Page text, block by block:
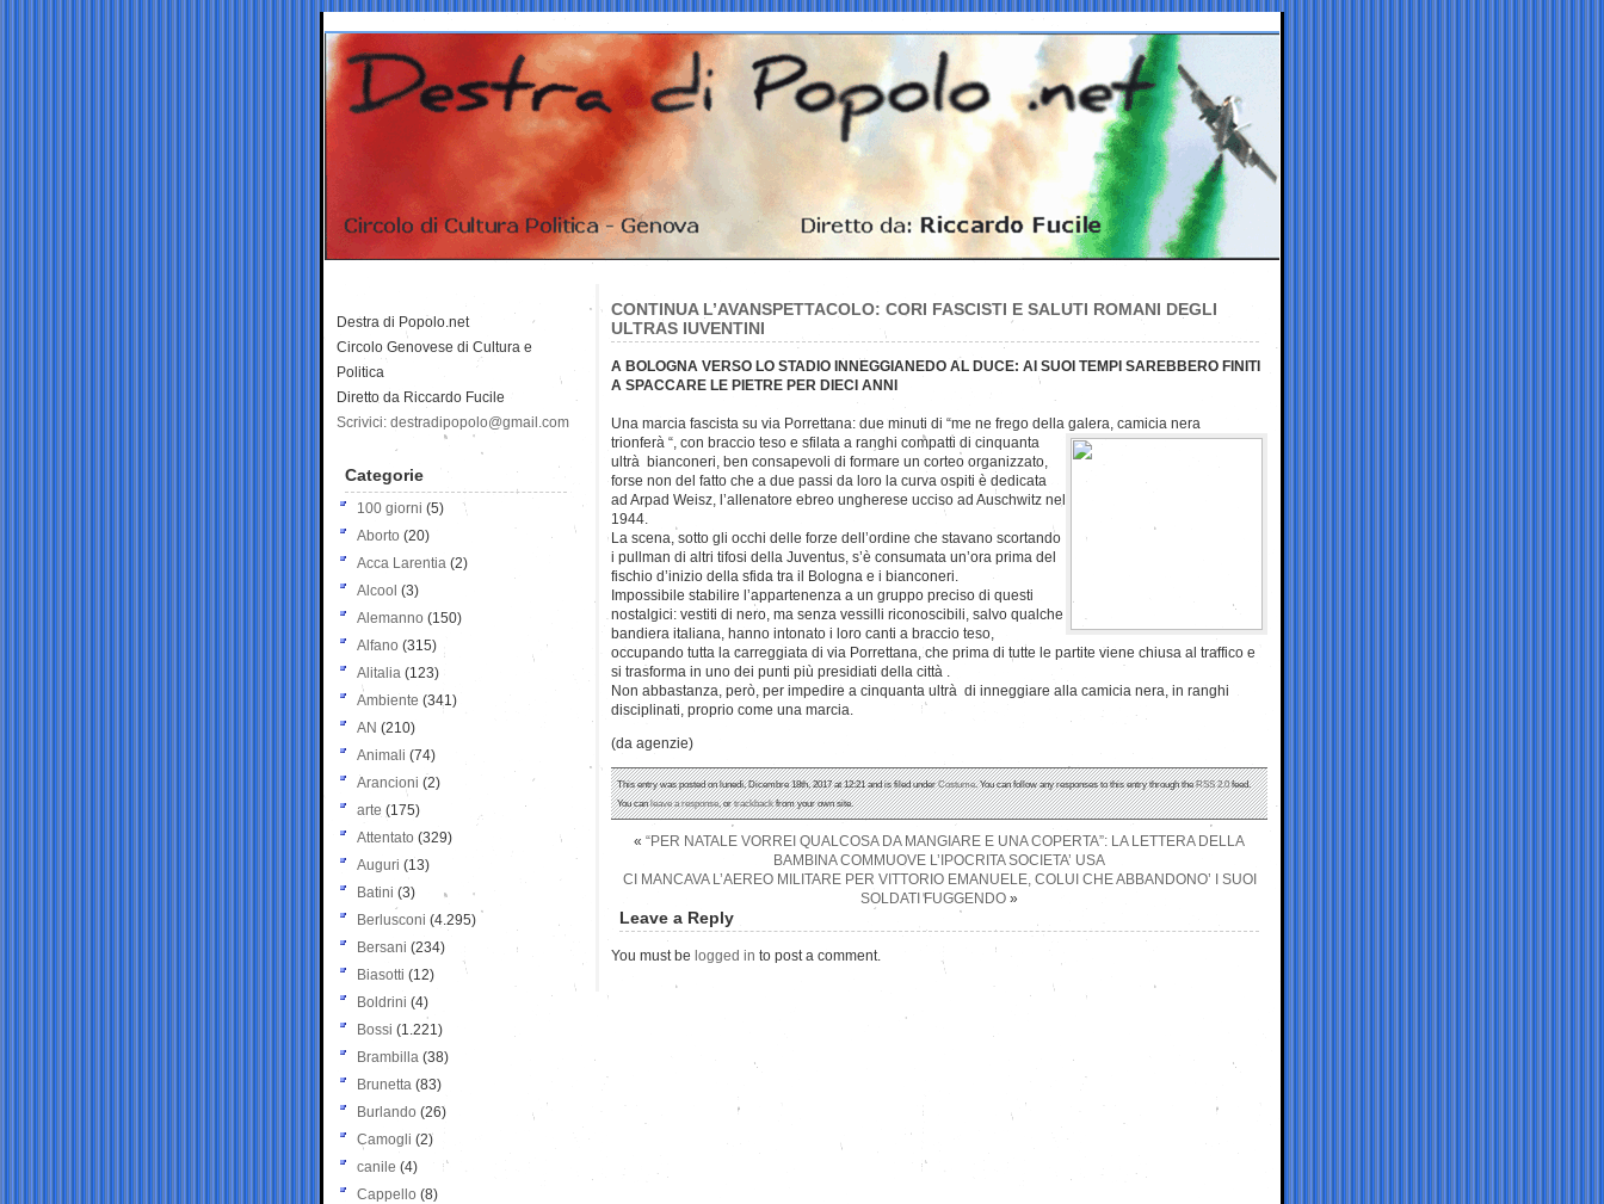
CONTINUA L’AVANSPETTACOLO: CORI FASCISTI E SALUTI ROMANI DEGLI
ULTRAS IUVENTINI
A BOLOGNA VERSO LO STADIO INNEGGIANEDO AL DUCE: AI SUOI TEMPI SAREBBERO FINITI
A SPACCARE LE PIETRE PER DIECI ANNI
Una marcia fascista su via Porrettana: due minuti di “me ne frego della galera, camicia nera
trionferà “, con braccio teso e sfilata a ranghi compatti di cinquanta
ultrà bianconeri, ben consapevoli di formare un corteo organizzato,
forse non del fatto che a due passi da loro la curva ospiti è dedicata
ad Arpad Weisz, l’allenatore ebreo ungherese ucciso ad Auschwitz nel
1944.
La scena, sotto gli occhi delle forze dell’ordine che stavano scortando
i pullman di altri tifosi della Juventus, s’è consumata un’ora prima del
fischio d’inizio della sfida tra il Bologna e i bianconeri.
Impossibile stabilire l’appartenenza a un gruppo preciso di questi
nostalgici: vestiti di nero, ma senza vessilli riconoscibili, salvo qualche
bandiera italiana, hanno intonato i loro canti a braccio teso,
occupando tutta la carreggiata di via Porrettana, che prima di tutte le partite viene chiusa al traffico e
si trasforma in uno dei punti più presidiati della città .
Non abbastanza, però, per impedire a cinquanta ultrà di inneggiare alla camicia nera, in ranghi
disciplinati, proprio come una marcia.
(da agenzie)
This entry was posted on lunedì, Dicembre 18th, 2017 at 12:21 and is filed underCostume. You can follow any responses to this entry through theRSS 2.0feed.
You canleave a response, ortrackbackfrom your own site.
« “PER NATALE VORREI QUALCOSA DA MANGIARE E UNA COPERTA”: LA LETTERA DELLA
BAMBINA COMMUOVE L’IPOCRITA SOCIETA’ USA
CI MANCAVA L’AEREO MILITARE PER VITTORIO EMANUELE, COLUI CHE ABBANDONO’ I SUOI
SOLDATI FUGGENDO »
Leave a Reply
You must be logged in to post a comment.
Destra di Popolo.net
Circolo Genovese di Cultura e
Politica
Diretto da Riccardo Fucile
Scrivici: destradipopolo@gmail.com
Categorie
100 giorni (5)
Aborto (20)
Acca Larentia (2)
Alcool (3)
Alemanno (150)
Alfano (315)
Alitalia (123)
Ambiente (341)
AN (210)
Animali (74)
Arancioni (2)
arte (175)
Attentato (329)
Auguri (13)
Batini (3)
Berlusconi (4.295)
Bersani (234)
Biasotti (12)
Boldrini (4)
Bossi (1.221)
Brambilla (38)
Brunetta (83)
Burlando (26)
Camogli (2)
canile (4)
Cappello (8)